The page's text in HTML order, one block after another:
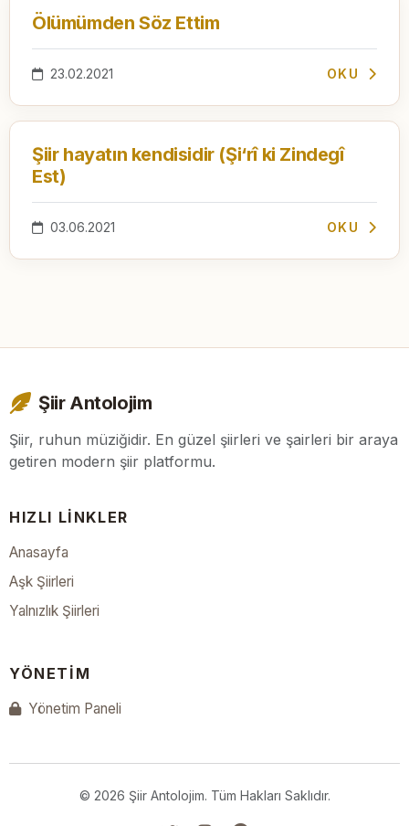
Ölümümden Söz Ettim
23.02.2021 OKU
Şiir hayatın kendisidir (Şi‘rî ki Zindegî
Est)
03.06.2021 OKU
Şiir Antolojim
Şiir, ruhun müziğidir. En güzel şiirleri ve şairleri bir araya
getiren modern şiir platformu.
HIZLI LINKLER
Anasayfa
Aşk Şiirleri
Yalnızlık Şiirleri
YÖNETIM
Yönetim Paneli
© 2026 Şiir Antolojim. Tüm Hakları Saklıdır.